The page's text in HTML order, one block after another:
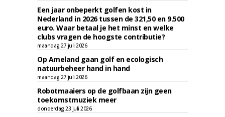
Een jaar onbeperkt golfen kost in
Nederland in 2026 tussen de 321,50 en 9.500
euro. Waar betaal je het minst en welke
clubs vragen de hoogste contributie?
maandag 27 juli 2026
Op Ameland gaan golf en ecologisch
natuurbeheer hand in hand
maandag 27 juli 2026
Robotmaaiers op de golfbaan zijn geen
toekomstmuziek meer
donderdag 23 juli 2026